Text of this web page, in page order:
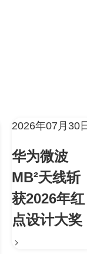
2026年07月30
华为微波
MB²天线斩
获2026年红
点设计大奖